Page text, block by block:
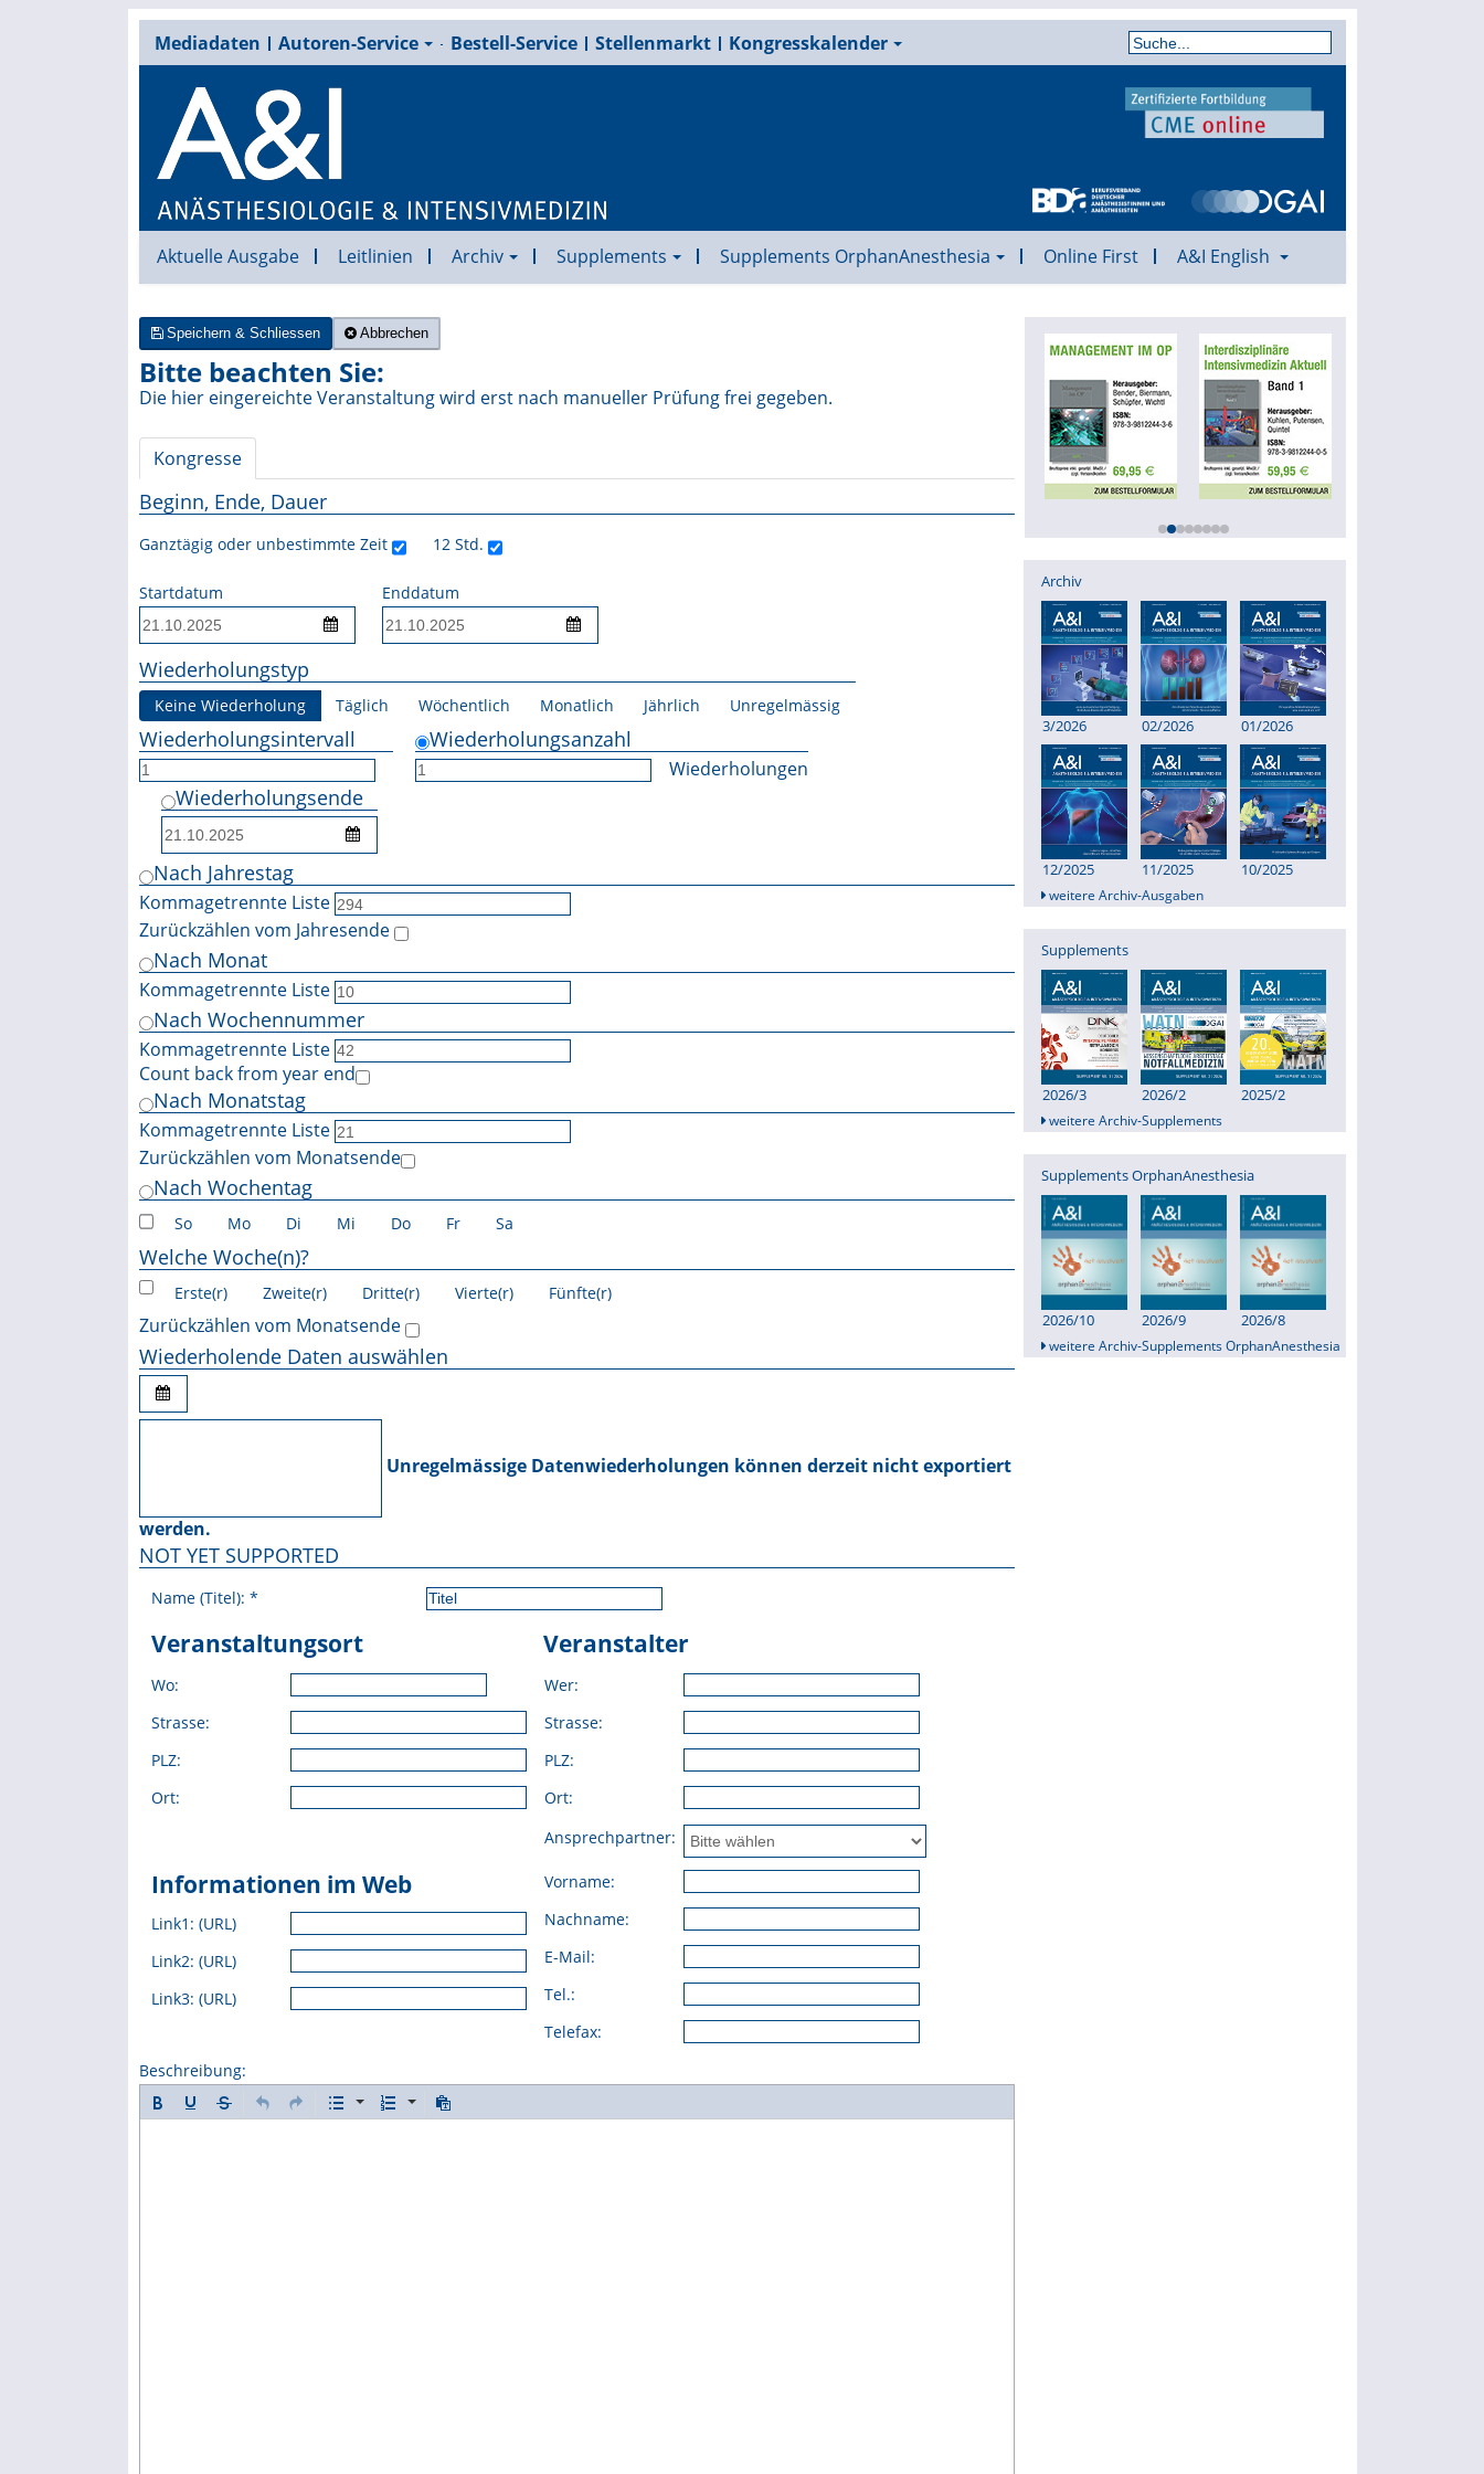
Mediadaten Autoren-Service Bestell-Service Stellenmarkt Kongresskalender
Aktuelle Ausgabe Leitlinien Archiv Supplements Supplements OrphanAnesthesia Online First A&I English
Speichern & Schliessen Abbrechen
Bitte beachten Sie:
Die hier eingereichte Veranstaltung wird erst nach manueller Prüfung frei gegeben.
Kongresse
Beginn, Ende, Dauer
Ganztägig oder unbestimmte Zeit 12 Std.
Startdatum Enddatum
Wiederholungstyp
Keine Wiederholung Täglich Wöchentlich Monatlich Jährlich Unregelmässig
Wiederholungsintervall Wiederholungsanzahl
Wiederholungen
Wiederholungsende
Nach Jahrestag
Kommagetrennte Liste
Zurückzählen vom Jahresende
Nach Monat
Kommagetrennte Liste
Nach Wochennummer
Kommagetrennte Liste
Count back from year end
Nach Monatstag
Kommagetrennte Liste
Zurückzählen vom Monatsende
Nach Wochentag
So Mo Di Mi Do Fr Sa
Welche Woche(n)?
Erste(r) Zweite(r) Dritte(r) Vierte(r) Fünfte(r)
Zurückzählen vom Monatsende
Wiederholende Daten auswählen
Unregelmässige Datenwiederholungen können derzeit nicht exportiert
werden.
NOT YET SUPPORTED
Name (Titel): *
Veranstaltungsort Veranstalter
Wo:
Strasse:
PLZ:
Ort:
Wer:
Strasse:
PLZ:
Ort:
Informationen im Web
Link1: (URL)
Link2: (URL)
Link3: (URL)
Ansprechpartner:
Vorname:
Nachname:
E-Mail:
Tel.:
Telefax:
Beschreibung:
Archiv
3/2026 02/2026 01/2026
12/2025 11/2025 10/2025
weitere Archiv-Ausgaben
Supplements
2026/3 2026/2 2025/2
weitere Archiv-Supplements
Supplements OrphanAnesthesia
2026/10 2026/9 2026/8
weitere Archiv-Supplements OrphanAnesthesia